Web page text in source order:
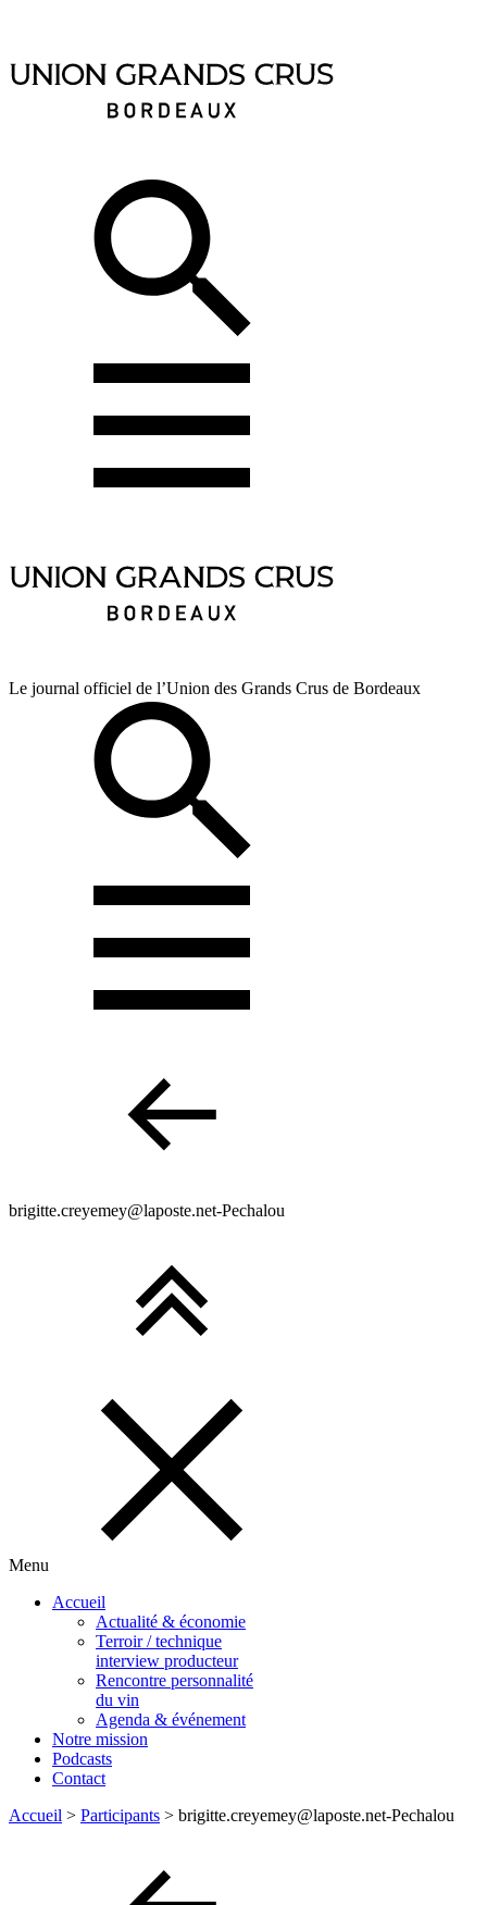
Le journal officiel de l’Union des Grands Crus de Bordeaux
brigitte.creyemey@laposte.net-Pechalou
Menu
Accueil
Actualité & économie
Terroir / technique
interview producteur
Rencontre personnalité
du vin
Agenda & événement
Notre mission
Podcasts
Contact
Accueil > Participants > brigitte.creyemey@laposte.net-Pechalou